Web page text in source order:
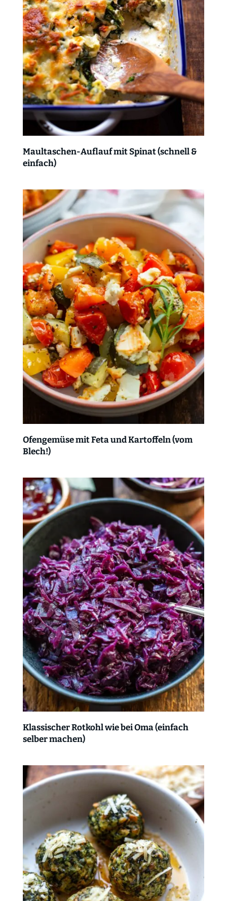
Maultaschen-Auflauf mit Spinat (schnell &
einfach)
Ofengemüse mit Feta und Kartoffeln (vom
Blech!)
Klassischer Rotkohl wie bei Oma (einfach
selber machen)